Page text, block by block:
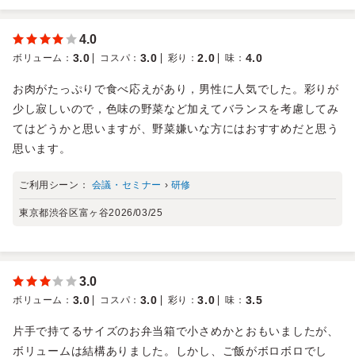
4.0
ボリューム ： 3.0 コスパ ： 3.0 彩り ：2.0 味 ： 4.0
お肉がたっぷりで食べ応えがあり，男性に人気でした。彩りが
少し寂しいので，色味の野菜など加えてバランスを考慮してみ
てはどうかと思いますが、野菜嫌いな方にはおすすめだと思う
思います。
ご利用シーン： 会議・セミナー › 研修
東京都渋谷区富ヶ谷2026/03/25
3.0
ボリューム ： 3.0 コスパ ： 3.0 彩り ：3.0 味 ： 3.5
片手で持てるサイズのお弁当箱で小さめかとおもいましたが、
ボリュームは結構ありました。しかし、ご飯がボロボロでし